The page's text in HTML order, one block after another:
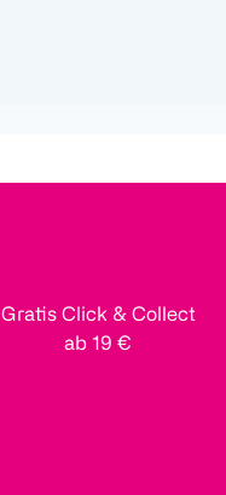
Gratis Click & Collect
ab 19 €